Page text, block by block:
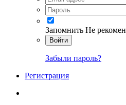
Запомнить Не
Войти
Забыли пароль?
Регистрация